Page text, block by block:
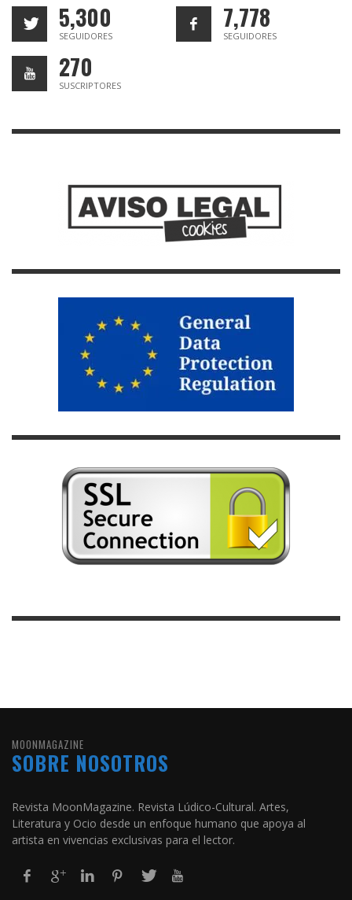
5,300
SEGUIDORES
7,778
SEGUIDORES
270
SUSCRIPTORES
MOONMAGAZINE
SOBRE NOSOTROS
Revista MoonMagazine. Revista Lúdico-Cultural. Artes,
Literatura y Ocio desde un enfoque humano que apoya al
artista en vivencias exclusivas para el lector.